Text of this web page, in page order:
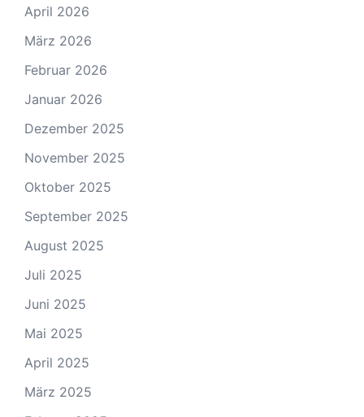
April 2026
März 2026
Februar 2026
Januar 2026
Dezember 2025
November 2025
Oktober 2025
September 2025
August 2025
Juli 2025
Juni 2025
Mai 2025
April 2025
März 2025